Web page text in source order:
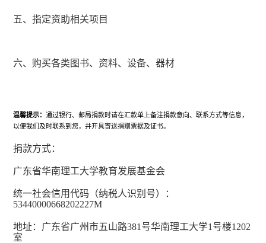
五、指定资助相关项目
六、购买各类图书、资料、设备、器材
温馨提示：通过银行、邮局捐款时请在汇款单上备注捐款意向、联系方式等信息，
以便我们及时联系到您，并开具寄送捐赠票据及证书。
捐款方式：
广东省华南理工大学教育发展基金会
统一社会信用代码（纳税人识别号）：
53440000668202227M
地址：广东省广州市五山路381 号华南理工大学1 号楼1202
室